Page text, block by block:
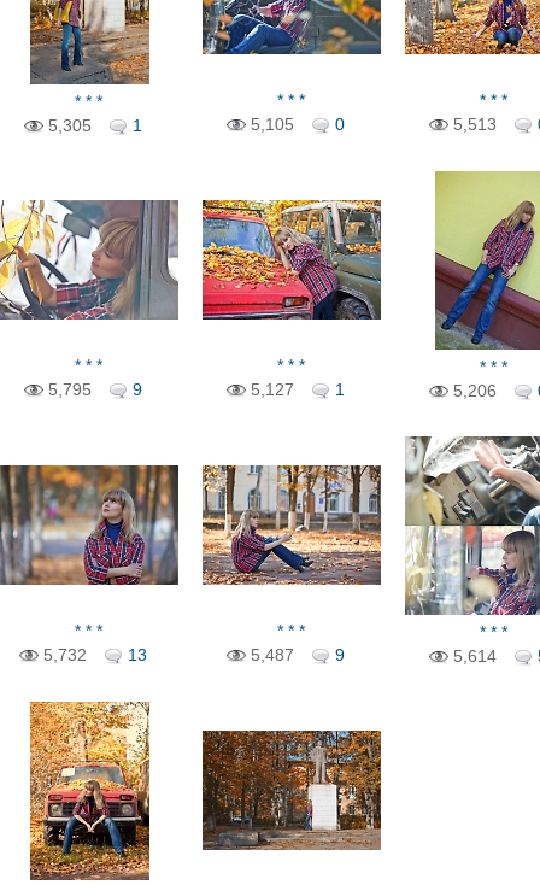
* * *
5,305
1
* * *
5,105
0
* * *
5,513
* * *
5,795
9
* * *
5,127
1
* * *
5,206
* * *
5,732
13
* * *
5,487
9
* * *
5,614